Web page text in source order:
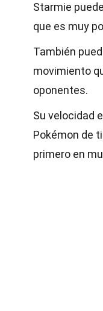
Starmie
que es muy
También
movimiento
oponentes.
Su velocidad
Pokémon de
primero en